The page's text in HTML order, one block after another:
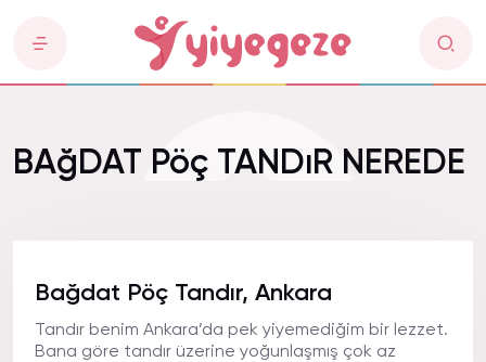
BAğDAT Pöç TANDıR NEREDE
Bağdat Pöç Tandır, Ankara
Tandır benim Ankara’da pek yiyemediğim bir lezzet.
Bana göre tandır üzerine yoğunlaşmış çok az